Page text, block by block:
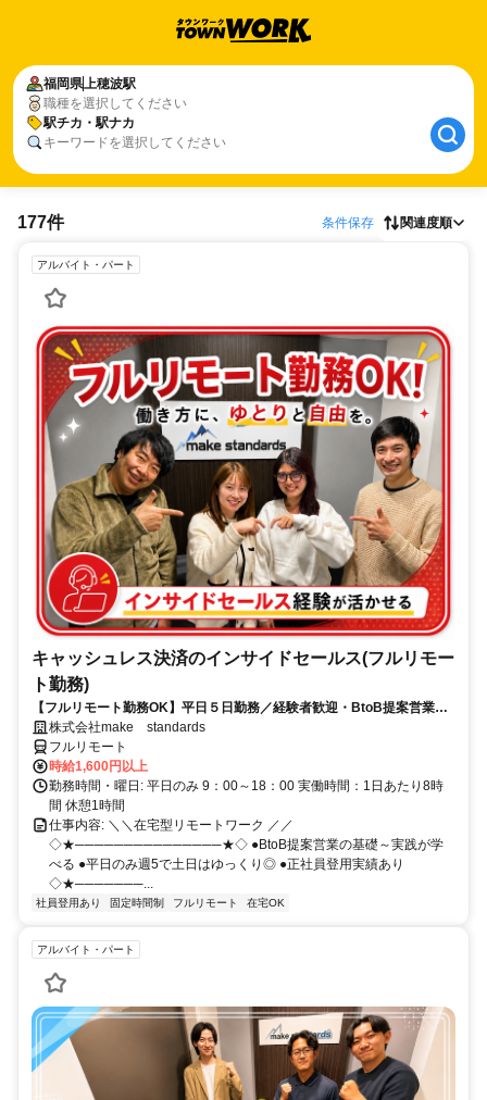
福岡県上穂波駅
職種を選択してください
駅チカ・駅ナカ
キーワードを選択してください
177件 条件保存 関連度順
アルバイト・パート
キャッシュレス決済のインサイドセールス(フルリモー
ト勤務)
【フルリモート勤務OK】平日５日勤務／経験者歓迎・BtoB提案営業で
スキルアップ
株式会社make standards
フルリモート
時給1,600円以上
勤務時間・曜日: 平日のみ 9：00～18：00 実働時間：1日あたり8時
間 休憩1時間
仕事内容: ＼＼在宅型リモートワーク ／／
◇★───────────────★◇ ●BtoB提案営業の基礎～実践が学
べる ●平日のみ週5で土日はゆっくり◎ ●正社員登用実績あり
◇★───────...
社員登用あり 固定時間制 フルリモート 在宅OK
アルバイト・パート